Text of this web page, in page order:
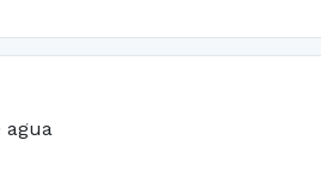
agua